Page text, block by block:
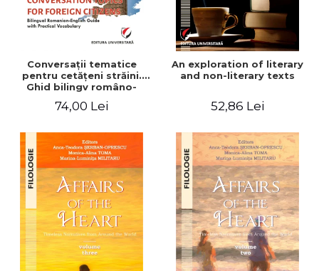
Conversaţii tematice
pentru cetăţeni străini.
Ghid bilingv româno-
practic/Conversation
Bilingual Romanian-English
guide with practical
vocabulary
74,00 Lei
An exploration of literary
and non-literary texts
52,86 Lei